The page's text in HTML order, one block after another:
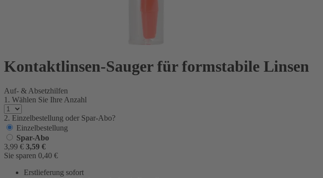
Kontaktlinsen-Sauger für formstabile Linsen
Auf- & Absetzhilfen
1. Wählen Sie Ihre Anzahl
2. Einzelbestellung oder Spar-Abo?
Einzelbestellung
Spar-Abo
3,99 € 3,59 €
Sie sparen 0,40 €
Erstlieferung sofort